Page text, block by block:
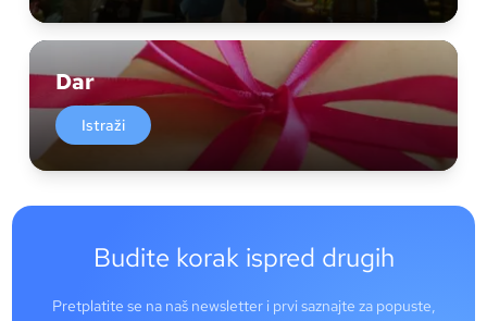
Dar
Istraži
Budite korak ispred drugih
Pretplatite se na naš newsletter i prvi saznajte za popuste,